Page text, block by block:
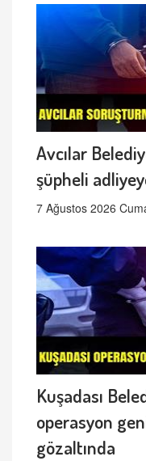
Avcılar
şüpheli
7 Ağustos 2026
Kuşadası
operasyon
gözaltında